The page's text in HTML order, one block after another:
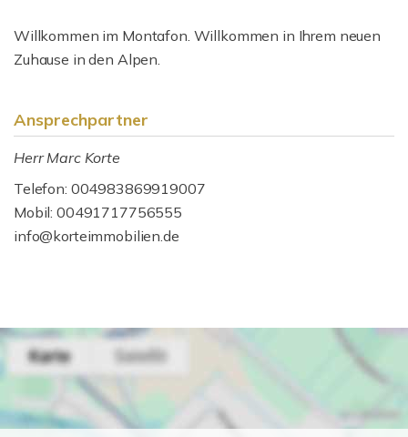
Willkommen im Montafon. Willkommen in Ihrem neuen
Zuhause in den Alpen.
Ansprechpartner
Herr Marc Korte
Telefon: 004983869919007
Mobil: 00491717756555
info@korteimmobilien.de